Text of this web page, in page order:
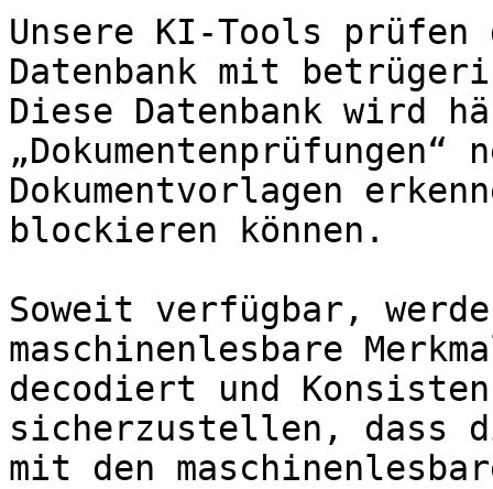
Unsere KI-Tools
Datenbank mit
Diese Datenbank wird
Dokumentvorlagen
blockieren können.
Soweit verfügbar,
maschinenlesbare
decodiert und
sicherzustellen, dass
mit den